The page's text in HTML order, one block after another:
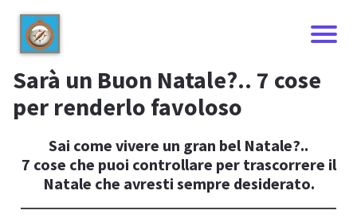
Sarà un Buon Natale?.. 7 cose
per renderlo favoloso
Sai come vivere un gran bel Natale?..
7 cose che puoi controllare per trascorrere il
Natale che avresti sempre desiderato.